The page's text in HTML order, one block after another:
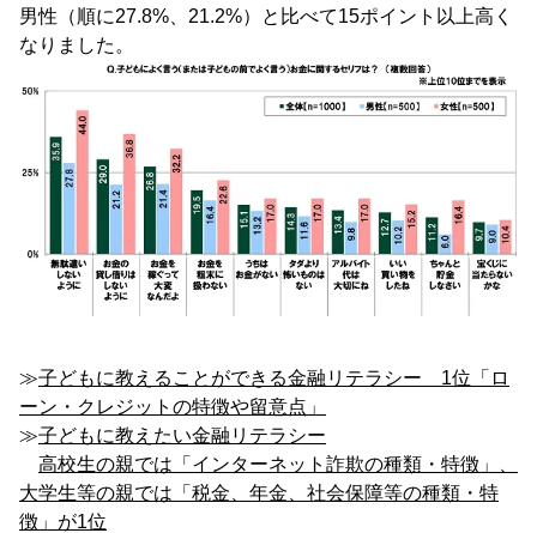
男性（順に27.8%、21.2%）と比べて15ポイント以上高く
なりました。
≫子どもに教えることができる金融リテラシー 1位「ロ
ーン・クレジットの特徴や留意点」
≫子どもに教えたい金融リテラシー
高校生の親では「インターネット詐欺の種類・特徴」、
大学生等の親では「税金、年金、社会保障等の種類・特
徴」が1位